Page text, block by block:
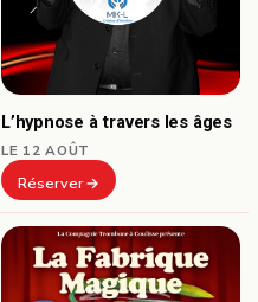
L’hypnose à travers les âges
LE 12 AOÛT
Réserver